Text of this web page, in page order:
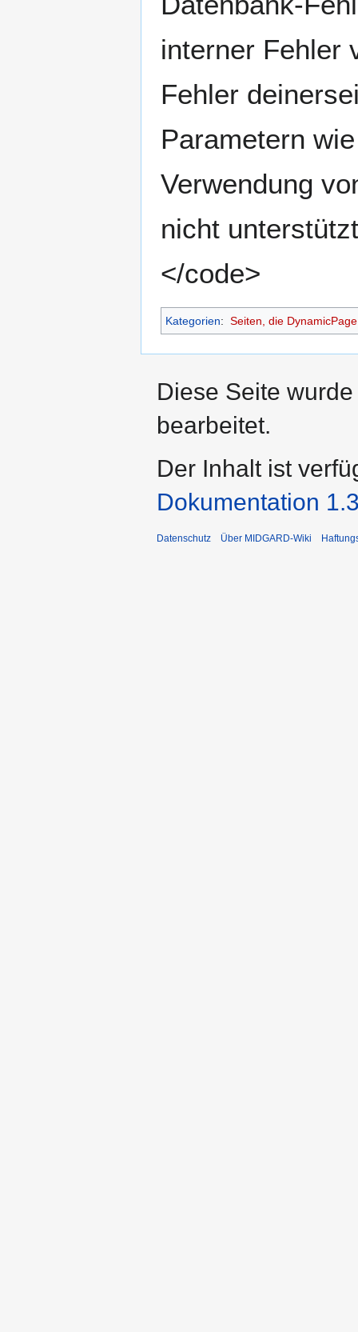
interner Fehler
Fehler
Parametern
Verwendung
nicht
</code>
Kategorien: Seiten, die
Diese Seite
bearbeitet.
Der Inhalt ist
Dokumentation
Datenschutz Über MIDGARD-Wiki